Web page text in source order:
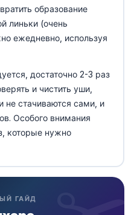
образование
линьки (очень
ежедневно, используя
достаточно 2-3 раз
и чистить уши,
не стачиваются сами, и
Особого внимания
которые нужно
ГАЙД